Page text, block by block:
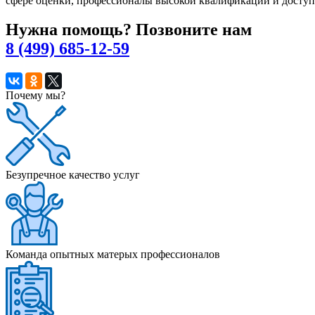
Нужна помощь? Позвоните нам
8 (499) 685-12-59
Почему мы?
Безупречное качество услуг
Команда опытных матерых профессионалов